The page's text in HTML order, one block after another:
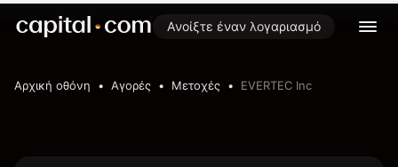
Ανοίξτε έναν λογαριασμό
Αρχική οθόνη Αγορές Μετοχές EVERTEC Inc